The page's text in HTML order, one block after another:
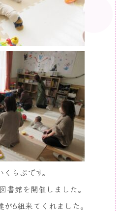
らぶです。
書館を開催しました。
が6組来てくれました。